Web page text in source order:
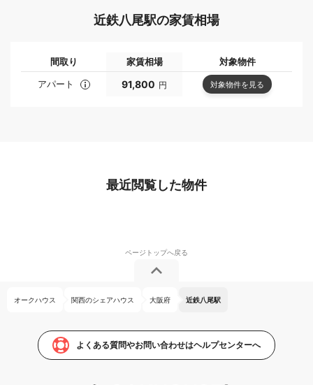
近鉄八尾駅の家賃相場
間取り 家賃相場
対象物件
アパート
91,800 円 対象物件を見る
最近閲覧した物件
オークハウス 関西のシェアハウス 大阪府 近鉄八尾駅
よくある質問やお問い合わせはヘルプセンターへ